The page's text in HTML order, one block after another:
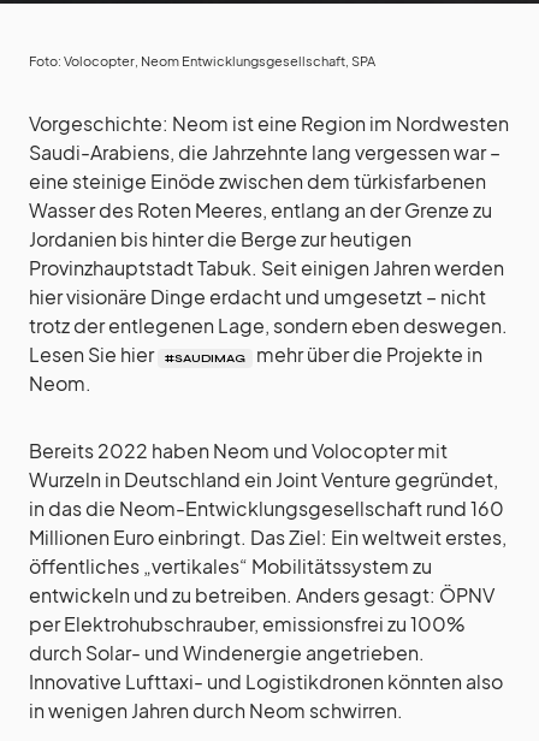
Foto: Volocopter, Neom Entwicklungsgesellschaft, SPA
Vorgeschichte: Neom ist eine Region im Nordwesten
Saudi-Arabiens, die Jahrzehnte lang vergessen war –
eine steinige Einöde zwischen dem türkisfarbenen
Wasser des Roten Meeres, entlang an der Grenze zu
Jordanien bis hinter die Berge zur heutigen
Provinzhauptstadt Tabuk. Seit einigen Jahren werden
hier visionäre Dinge erdacht und umgesetzt – nicht
trotz der entlegenen Lage, sondern eben deswegen.
Lesen Sie hier
#SAUDIMAG
mehr über die Projekte in
Neom.
Bereits 2022 haben Neom und Volocopter mit
Wurzeln in Deutschland ein Joint Venture gegründet,
in das die Neom-Entwicklungsgesellschaft rund 160
Millionen Euro einbringt. Das Ziel: Ein weltweit erstes,
öffentliches „vertikales“ Mobilitätssystem zu
entwickeln und zu betreiben. Anders gesagt: ÖPNV
per Elektrohubschrauber, emissionsfrei zu 100%
durch Solar- und Windenergie angetrieben.
Innovative Lufttaxi- und Logistikdronen könnten also
in wenigen Jahren durch Neom schwirren.